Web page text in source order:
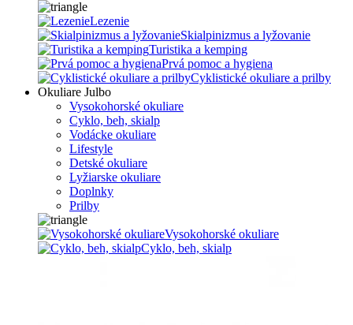
Lezenie
Skialpinizmus a lyžovanie
Turistika a kemping
Prvá pomoc a hygiena
Cyklistické okuliare a prilby
Okuliare Julbo
Vysokohorské okuliare
Cyklo, beh, skialp
Vodácke okuliare
Lifestyle
Detské okuliare
Lyžiarske okuliare
Doplnky
Prilby
Vysokohorské okuliare
Cyklo, beh, skialp